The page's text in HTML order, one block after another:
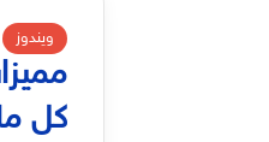
ويندوز
كل